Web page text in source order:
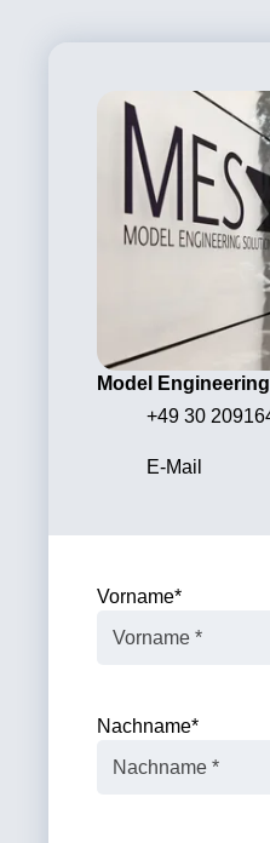
Model
+49 30
E-Mail
Vorname*
Nachname*